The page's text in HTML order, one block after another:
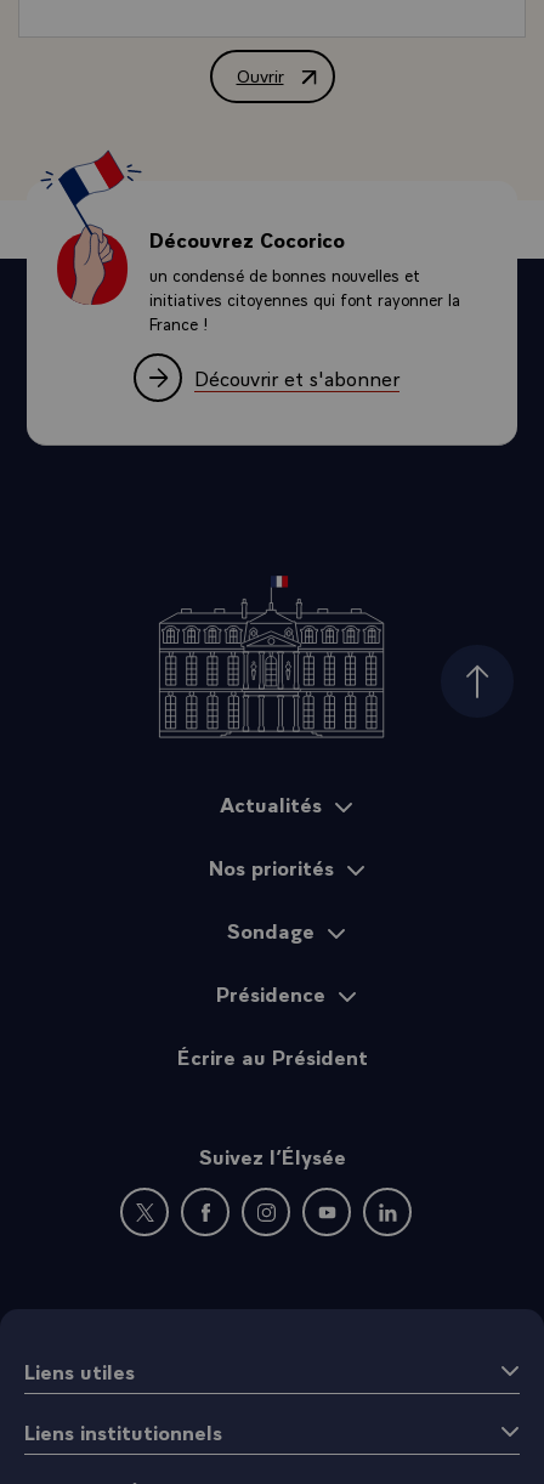
Ouvrir
Message de félicitations de M.
Découvrez Cocorico
un condensé de bonnes nouvelles et
initiatives citoyennes qui font rayonner la
France !
Découvrir et s'abonner
Haut
Actualités
Nos priorités
Sondage
Présidence
Écrire au Président
Suivez l’Élysée
Nouvelle fenêtre : rejoignez-nous sur Twitter
Nouvelle fenêtre : rejoignez-nous sur
Nouvelle fenêtre : rejoignez-nous
Nouvelle fenêtre :
Nouvelle fenêtre :
Liens utiles
Liens institutionnels